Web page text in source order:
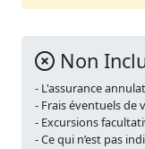
Non
- L'assurance
- Frais éventuels de
- Excursions
- Ce qui n’est pas